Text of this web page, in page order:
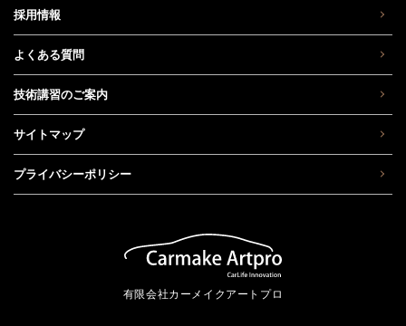
採用情報
よくある質問
技術講習のご案内
サイトマップ
プライバシーポリシー
有限会社カーメイクアートプロ